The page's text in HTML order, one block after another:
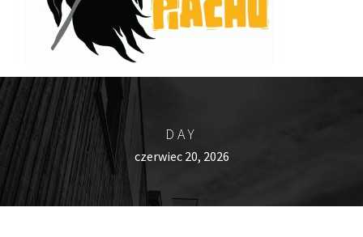
DAY
czerwiec 20, 2026